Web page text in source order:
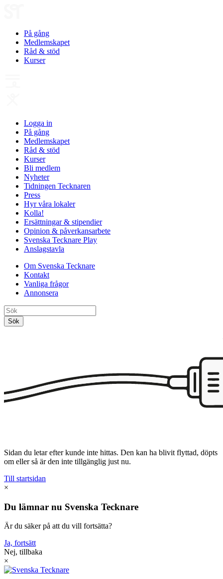
På gång
Medlemskapet
Råd & stöd
Kurser
Logga in
På gång
Medlemskapet
Råd & stöd
Kurser
Bli medlem
Nyheter
Tidningen Tecknaren
Press
Hyr våra lokaler
Kolla!
Ersättningar & stipendier
Opinion & påverkansarbete
Svenska Tecknare Play
Anslagstavla
Om Svenska Tecknare
Kontakt
Vanliga frågor
Annonsera
Sidan du letar efter kunde inte hittas. Den kan ha blivit flyttad, döpts
om eller så är den inte tillgänglig just nu.
Till startsidan
×
Du lämnar nu Svenska Tecknare
Är du säker på att du vill fortsätta?
Ja, fortsätt
Nej, tillbaka
×